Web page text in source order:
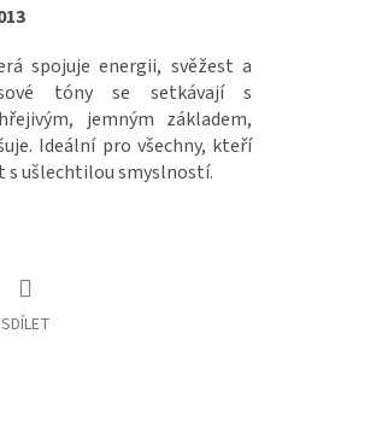
spojuje energii, svěžest a
tóny se setkávají s
jemným základem,
Ideální pro všechny, kteří
s ušlechtilou smyslností.
SDÍLET